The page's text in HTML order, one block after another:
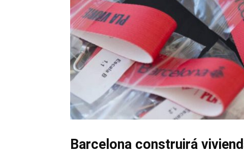
Barcelona construirá